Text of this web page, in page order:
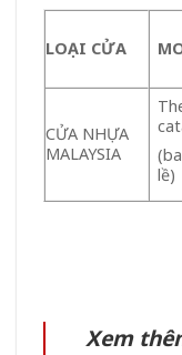
LOẠI CỬA
CỬA NHỰA
MALAYSIA
lề)
Xem